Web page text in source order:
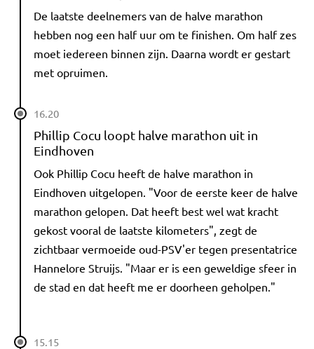
De laatste deelnemers van de halve marathon
hebben nog een half uur om te finishen. Om half zes
moet iedereen binnen zijn. Daarna wordt er gestart
met opruimen.
16.20
Phillip Cocu loopt halve marathon uit in
Eindhoven
Ook Phillip Cocu heeft de halve marathon in
Eindhoven uitgelopen. "Voor de eerste keer de halve
marathon gelopen. Dat heeft best wel wat kracht
gekost vooral de laatste kilometers", zegt de
zichtbaar vermoeide oud-PSV'er tegen presentatrice
Hannelore Struijs. "Maar er is een geweldige sfeer in
de stad en dat heeft me er doorheen geholpen."
15.15